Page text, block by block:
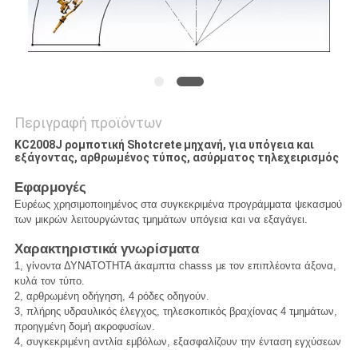
Περιγραφή προϊόντων
KC2008J ρομποτική Shotcrete μηχανή, για υπόγεια και
εξάγοντας, αρθρωμένος τύπος, ασύρματος τηλεχειρισμός
Εφαρμογές
Ευρέως χρησιμοποιημένος στα συγκεκριμένα προγράμματα ψεκασμού
των μικρών λειτουργώντας τμημάτων υπόγεια και να εξαγάγει.
Χαρακτηριστικά γνωρίσματα
1, γίνοντα ΔΥΝΑΤΟΤΗΤΑ άκαμπτα chasss με τον επιπλέοντα άξονα,
κυλά τον τύπο.
2, αρθρωμένη οδήγηση, 4 ρόδες οδηγούν.
3, πλήρης υδραυλικός έλεγχος, τηλεσκοπικός βραχίονας 4 τμημάτων,
προηγμένη δομή ακροφυσίων.
4, συγκεκριμένη αντλία εμβόλων, εξασφαλίζουν την ένταση εγχύσεων